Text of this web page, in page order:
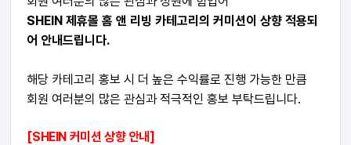
SHEIN 제휴몰 홈 앤 리빙 카테고리의 커미션이 상향 적용되
어 안내드립니다.
해당 카테고리 홍보 시 더 높은 수익률로 진행 가능한 만큼
회원 여러분의 많은 관심과 적극적인 홍보 부탁드립니다.
[SHEIN 커미션 상향 안내]